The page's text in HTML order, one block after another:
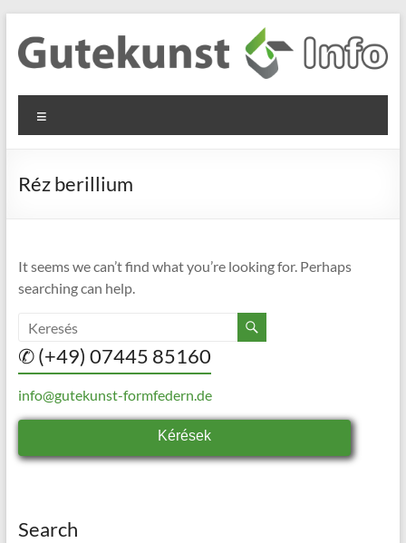
content
Gutekunst
Formfedern
GmbH
Informationen
Flachmaterial
Réz berillium
It seems we can’t find what you’re looking for. Perhaps
searching can help.
✆ (+49) 07445 85160
info@gutekunst-formfedern.de
Kérések
Search